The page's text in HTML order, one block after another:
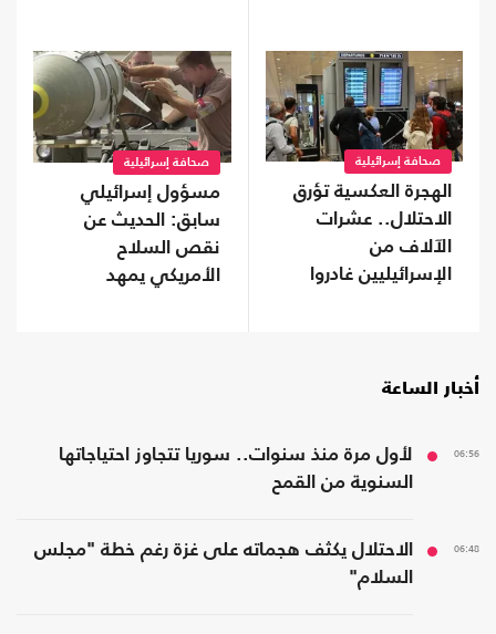
صحافة إسرائيلية
الهجرة العكسية تؤرق
الاحتلال.. عشرات
الآلاف من
الإسرائيليين غادروا
صحافة إسرائيلية
مسؤول إسرائيلي
سابق: الحديث عن
نقص السلاح
الأمريكي يمهد
أخبار الساعة
06:56
لأول مرة منذ سنوات.. سوريا تتجاوز احتياجاتها
السنوية من القمح
06:48
الاحتلال يكثف هجماته على غزة رغم خطة "مجلس
السلام"